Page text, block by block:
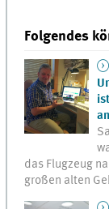
Folgendes
das Flugzeug
großen alten